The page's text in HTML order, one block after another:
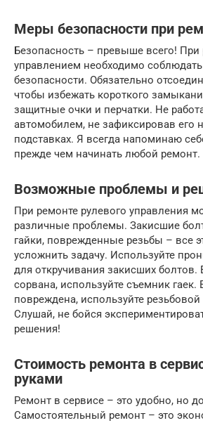
Меры безопасности при
Безопасность – превыше всего! При
управлением необходимо соблюдать
безопасности. Обязательно
чтобы избежать короткого
защитные очки и перчатки. Не
автомобилем, не зафиксировав его
подставках. Я всегда напоминаю
прежде чем начинать любой ремонт.
Возможные проблемы и
При ремонте рулевого управления
различные проблемы. Закисшие
гайки, поврежденные резьбы – все
усложнить задачу. Используйте
для откручивания закисших болтов.
сорвана, используйте съемник гаек.
повреждена, используйте
Слушай, не бойся
решения!
Стоимость ремонта в
руками
Ремонт в сервисе – это удобно, но
Самостоятельный ремонт – это